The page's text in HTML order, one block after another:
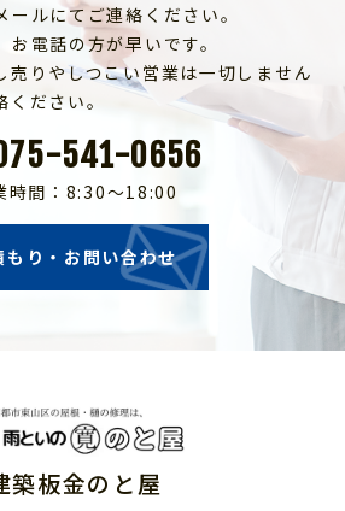
ルにてご連絡ください。
電話の方が早いです。
売りやしつこい営業は一切しません
ださい。
541-0656
時間：8:30～18:00
もり・お問い合わせ
築板金のと屋